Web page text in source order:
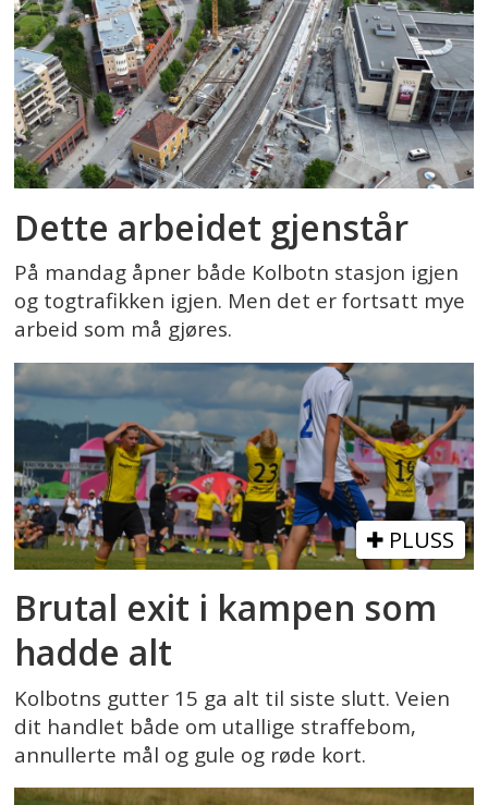
Dette arbeidet gjenstår
På mandag åpner både Kolbotn stasjon igjen
og togtrafikken igjen. Men det er fortsatt mye
arbeid som må gjøres.
PLUSS
Brutal exit i kampen som
hadde alt
Kolbotns gutter 15 ga alt til siste slutt. Veien
dit handlet både om utallige straffebom,
annullerte mål og gule og røde kort.